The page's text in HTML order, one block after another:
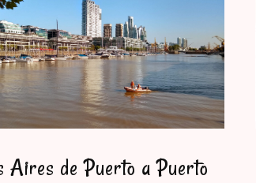
Aires de Puerto a Puerto